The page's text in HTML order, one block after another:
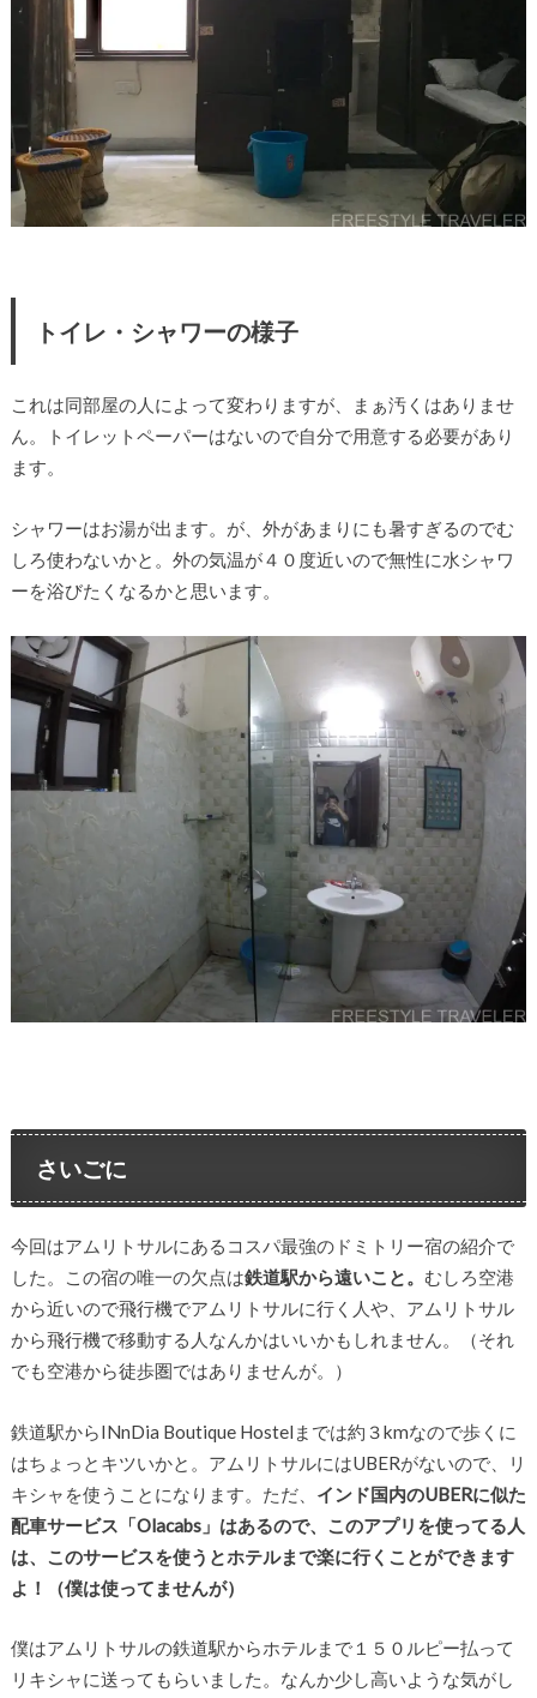
トイレ・シャワーの様子
これは同部屋の人によって変わりますが、まぁ汚くはありませ
ん。トイレットペーパーはないので自分で用意する必要があり
ます。
シャワーはお湯が出ます。が、外があまりにも暑すぎるのでむ
しろ使わないかと。外の気温が４０度近いので無性に水シャワ
ーを浴びたくなるかと思います。
さいごに
今回はアムリトサルにあるコスパ最強のドミトリー宿の紹介で
した。この宿の唯一の欠点は鉄道駅から遠いこと。 むしろ空港
から近いので飛行機でアムリトサルに行く人や、アムリトサル
から飛行機で移動する人なんかはいいかもしれません。（それ
でも空港から徒歩圏ではありませんが。）
鉄道駅からINnDia Boutique Hostelまでは約３kmなので歩くに
はちょっとキツいかと。アムリトサルにはUBERがないので、リ
キシャを使うことになります。ただ、 インド国内のUBERに似た
配車サービス「Olacabs」はあるので、このアプリを使ってる人
は、このサービスを使うとホテルまで楽に行くことができます
よ！（僕は使ってませんが）
僕はアムリトサルの鉄道駅からホテルまで１５０ルピー払って
リキシャに送ってもらいました。なんか少し高いような気がし